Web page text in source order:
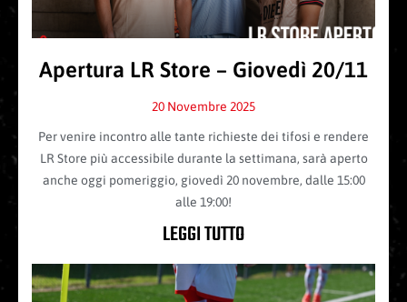
Apertura LR Store – Giovedì 20/11
20 Novembre 2025
Per venire incontro alle tante richieste dei tifosi e rendere
LR Store più accessibile durante la settimana, sarà aperto
anche oggi pomeriggio, giovedì 20 novembre, dalle 15:00
alle 19:00!
LEGGI TUTTO